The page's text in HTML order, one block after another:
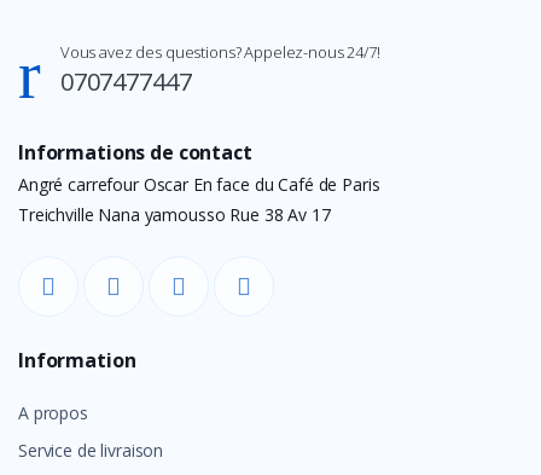
Vous avez des questions? Appelez-nous 24/7!
0707477447
Informations de contact
Angré carrefour Oscar En face du Café de Paris
Treichville Nana yamousso Rue 38 Av 17
Information
A propos
Service de livraison